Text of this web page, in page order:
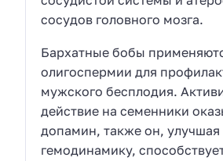
сосудов головного мозга.
Бархатные бобы
олигоспермии для
мужского бесплодия.
действие на семенники
допамин, также он,
гемодинамику,